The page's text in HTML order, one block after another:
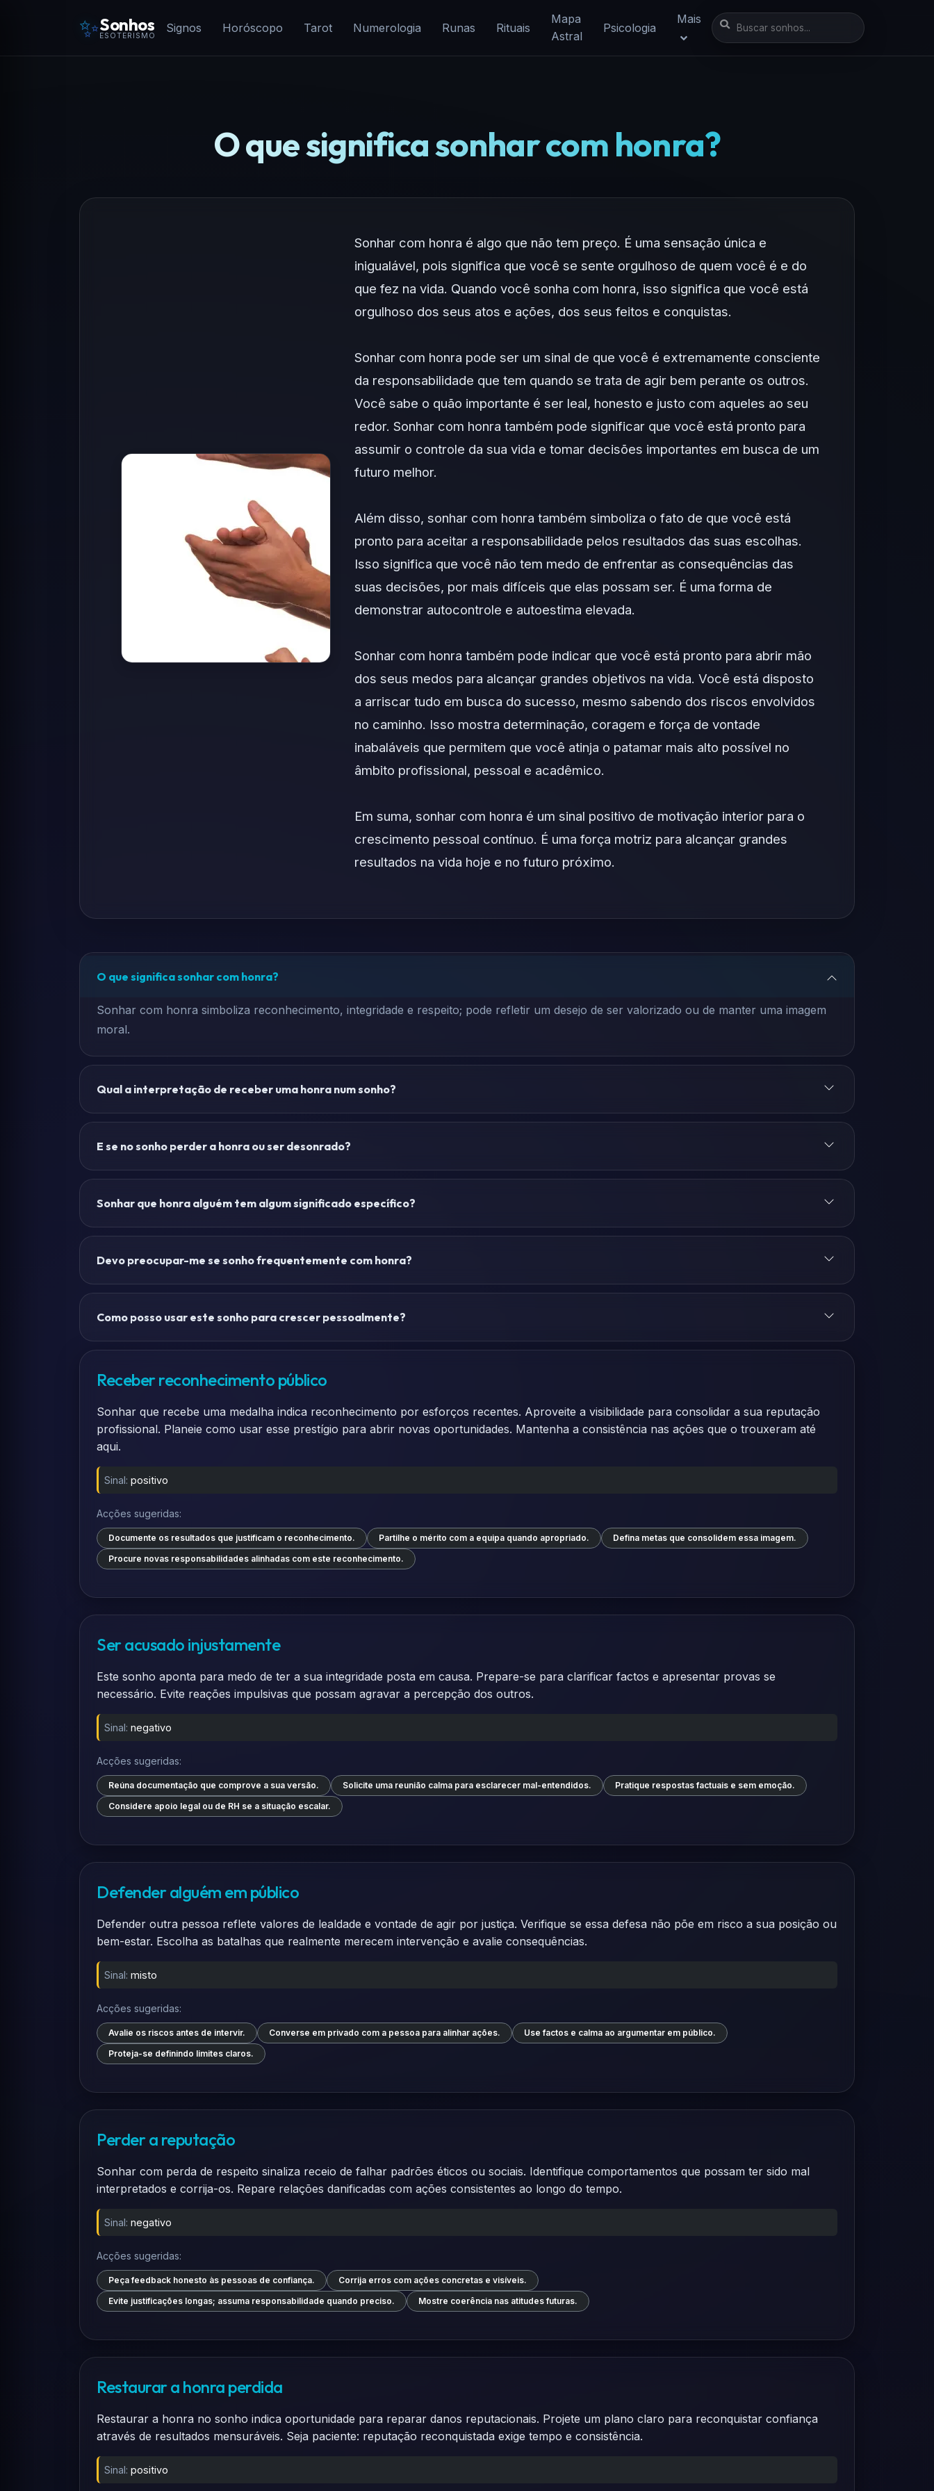
✨Sonhos
ESOTERISMO
Signos Horóscopo Tarot Numerologia Runas Rituais
Mapa
Astral
Psicologia
Mais
O que significa sonhar com honra?
Sonhar com honra é algo que não tem preço. É uma sensação única e
inigualável, pois significa que você se sente orgulhoso de quem você é e do
que fez na vida. Quando você sonha com honra, isso significa que você está
orgulhoso dos seus atos e ações, dos seus feitos e conquistas.
Sonhar com honra pode ser um sinal de que você é extremamente consciente
da responsabilidade que tem quando se trata de agir bem perante os outros.
Você sabe o quão importante é ser leal, honesto e justo com aqueles ao seu
redor. Sonhar com honra também pode significar que você está pronto para
assumir o controle da sua vida e tomar decisões importantes em busca de um
futuro melhor.
Além disso, sonhar com honra também simboliza o fato de que você está
pronto para aceitar a responsabilidade pelos resultados das suas escolhas.
Isso significa que você não tem medo de enfrentar as consequências das
suas decisões, por mais difíceis que elas possam ser. É uma forma de
demonstrar autocontrole e autoestima elevada.
Sonhar com honra também pode indicar que você está pronto para abrir mão
dos seus medos para alcançar grandes objetivos na vida. Você está disposto
a arriscar tudo em busca do sucesso, mesmo sabendo dos riscos envolvidos
no caminho. Isso mostra determinação, coragem e força de vontade
inabaláveis ​​que permitem que você atinja o patamar mais alto possível no
âmbito profissional, pessoal e acadêmico.
Em suma, sonhar com honra é um sinal positivo de motivação interior para o
crescimento pessoal contínuo. É uma força motriz para alcançar grandes
resultados na vida hoje e no futuro próximo.
O que significa sonhar com honra?
Sonhar com honra simboliza reconhecimento, integridade e respeito; pode refletir um desejo de ser valorizado ou de manter uma imagem
moral.
Qual a interpretação de receber uma honra num sonho?
E se no sonho perder a honra ou ser desonrado?
Sonhar que honra alguém tem algum significado específico?
Devo preocupar-me se sonho frequentemente com honra?
Como posso usar este sonho para crescer pessoalmente?
Receber reconhecimento público
Sonhar que recebe uma medalha indica reconhecimento por esforços recentes. Aproveite a visibilidade para consolidar a sua reputação
profissional. Planeie como usar esse prestígio para abrir novas oportunidades. Mantenha a consistência nas ações que o trouxeram até
aqui.
Sinal: positivo
Acções sugeridas:
Documente os resultados que justificam o reconhecimento. Partilhe o mérito com a equipa quando apropriado.
Defina metas que consolidem essa imagem.
Procure novas responsabilidades alinhadas com este reconhecimento.
Ser acusado injustamente
Este sonho aponta para medo de ter a sua integridade posta em causa. Prepare-se para clarificar factos e apresentar provas se
necessário. Evite reações impulsivas que possam agravar a percepção dos outros.
Sinal: negativo
Acções sugeridas:
Reúna documentação que comprove a sua versão. Solicite uma reunião calma para esclarecer mal-entendidos.
Pratique respostas factuais e sem emoção.
Considere apoio legal ou de RH se a situação escalar.
Defender alguém em público
Defender outra pessoa reflete valores de lealdade e vontade de agir por justiça. Verifique se essa defesa não põe em risco a sua posição ou
bem-estar. Escolha as batalhas que realmente merecem intervenção e avalie consequências.
Sinal: misto
Acções sugeridas:
Avalie os riscos antes de intervir. Converse em privado com a pessoa para alinhar ações.
Use factos e calma ao argumentar em público.
Proteja-se definindo limites claros.
Perder a reputação
Sonhar com perda de respeito sinaliza receio de falhar padrões éticos ou sociais. Identifique comportamentos que possam ter sido mal
interpretados e corrija-os. Repare relações danificadas com ações consistentes ao longo do tempo.
Sinal: negativo
Acções sugeridas:
Peça feedback honesto às pessoas de confiança.
Corrija erros com ações concretas e visíveis.
Evite justificações longas; assuma responsabilidade quando preciso.
Mostre coerência nas atitudes futuras.
Restaurar a honra perdida
Restaurar a honra no sonho indica oportunidade para reparar danos reputacionais. Projete um plano claro para reconquistar confiança
através de resultados mensuráveis. Seja paciente: reputação reconquistada exige tempo e consistência.
Sinal: positivo